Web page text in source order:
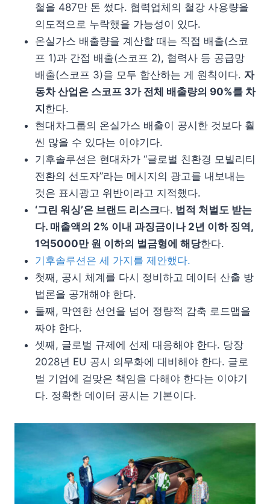
철을 487만 톤 썼다. 협력업체의 철강 사용량을
의도적으로 누락했을 가능성이 있다.
온실가스 배출량을 계산할 때는 직접 배출(스코
프 1)과 간접 배출(스코프 2), 협력사 등 공급망
배출(스코프 3)을 모두 합산하는 게 원칙이다. 자
동차 산업은 스코프 3가 전체 배출량의 90%를 차
지한다.
현대차그룹의 온실가스 배출이 공시한 것보다 훨
씬 많을 수 있다는 이야기다.
기후솔루션은 현대차가 “글로벌 친환경 모빌리티
전환의 선도자”라는 메시지의 광고를 내보내는
것은 표시광고 위반이라고 지적했다.
‘그린 워싱’은 브랜드 리스크다. 법적 처벌도 받는
다. 매출액의 2% 이내 과징금이나 2년 이하 징역,
1억5000만 원 이하의 벌금형에 해당한다.
기후솔루션은 세 가지를 제안했다.
첫째, 공시 체계를 다시 정비하고 데이터 산출 방
법론을 공개해야 한다.
둘째, 막연한 선언을 넘어 정량적 감축 로드맵을
짜야 한다.
셋째, 글로벌 규제에 선제 대응해야 한다. 당장
2028년 EU 공시 의무화에 대비해야 한다. 글로
벌 기업에 걸맞은 책임을 다해야 한다는 이야기
다. 정확한 데이터 공시는 기본이다.